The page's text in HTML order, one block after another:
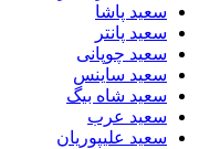
سعید پاشا
سعید پانتر
سعید چوپانی
سعید ساینس
سعید شاه بیگ
سعید عرب
سعید علیپوریان